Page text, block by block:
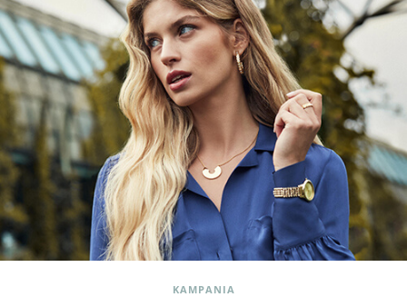
KAMPANIA